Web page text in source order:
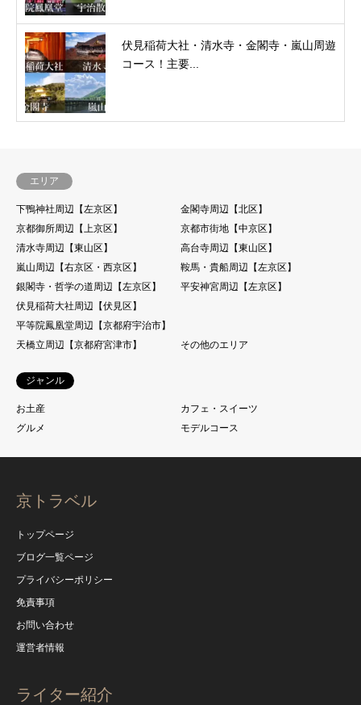
伏見稲荷大社・清水寺・金閣寺・嵐山周遊
コース！主要...
エリア
下鴨神社周辺【左京区】
金閣寺周辺【北区】
京都御所周辺【上京区】
京都市街地【中京区】
清水寺周辺【東山区】
高台寺周辺【東山区】
嵐山周辺【右京区・西京区】
鞍馬・貴船周辺【左京区】
銀閣寺・哲学の道周辺【左京区】
平安神宮周辺【左京区】
伏見稲荷大社周辺【伏見区】
平等院鳳凰堂周辺【京都府宇治市】
天橋立周辺【京都府宮津市】
その他のエリア
ジャンル
お土産
カフェ・スイーツ
グルメ
モデルコース
京トラベル
トップページ
ブログ一覧ページ
プライバシーポリシー
免責事項
お問い合わせ
運営者情報
ライター紹介